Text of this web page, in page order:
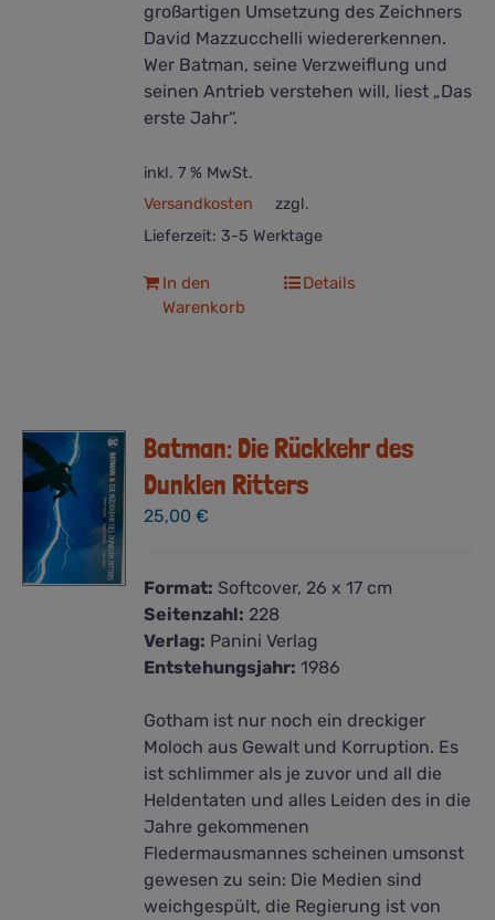
großartigen Umsetzung des Zeichners
David Mazzucchelli wiedererkennen.
Wer Batman, seine Verzweiflung und
seinen Antrieb verstehen will, liest „Das
erste Jahr“.
inkl. 7 % MwSt.
zzgl.
Versandkosten
Lieferzeit: 3-5 Werktage
In den
Warenkorb
Details
Batman: Die Rückkehr des
Dunklen Ritters
25,00€
Format: Softcover, 26 x 17 cm
Seitenzahl: 228
Verlag: Panini Verlag
Entstehungsjahr: 1986
Gotham ist nur noch ein dreckiger
Moloch aus Gewalt und Korruption. Es
ist schlimmer als je zuvor und all die
Heldentaten und alles Leiden des in die
Jahre gekommenen
Fledermausmannes scheinen umsonst
gewesen zu sein: Die Medien sind
weichgespült, die Regierung ist von